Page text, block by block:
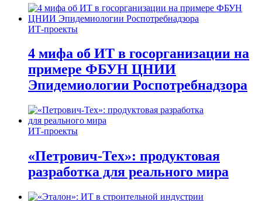
ИТ-проекты
4 мифа об ИТ в госорганизации на
примере ФБУН ЦНИИ
Эпидемиологии Роспотребнадзора
ИТ-проекты
«Петрович-Тех»: продуктовая
разработка для реального мира